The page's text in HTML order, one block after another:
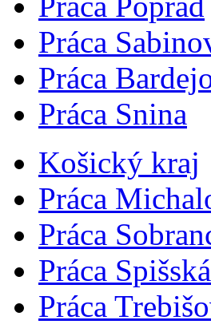
Práca
Práca
Práca Snina
Košický kraj
Práca
Práca
Práca
Práca